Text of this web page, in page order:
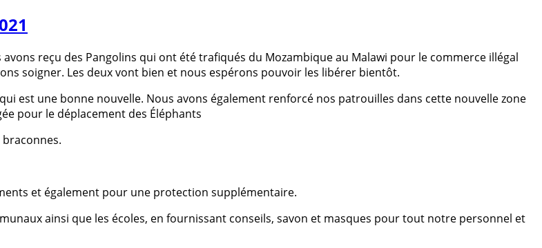
reçu des Pangolins qui ont été trafiqués du Mozambique au Malawi pour le commerce illégal
soigner. Les deux vont bien et nous espérons pouvoir les libérer bientôt.
est une bonne nouvelle. Nous avons également renforcé nos patrouilles dans cette nouvelle zone
pour le déplacement des Éléphants
et également pour une protection supplémentaire.
ainsi que les écoles, en fournissant conseils, savon et masques pour tout notre personnel et